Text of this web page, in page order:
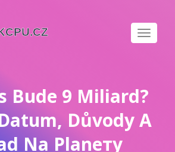
Zobrazit
navigaci
Bude 9 Miliard?
Důvody A
Na Planету